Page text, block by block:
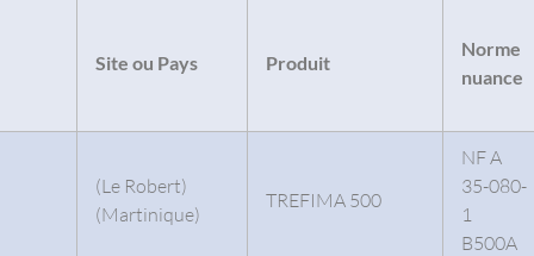
Site ou Pays Produit
Norme
nuance
(Le Robert)
(Martinique)
TREFIMA 500
NF A
35-080-
1
B500A